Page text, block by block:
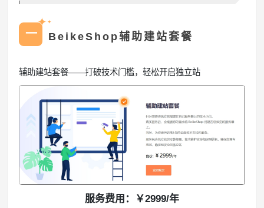
✦ ✦
一 BeikeShop辅助建站套餐
辅助建站套餐——打破技术门槛，轻松开启独立站
服务费用：￥2999/年